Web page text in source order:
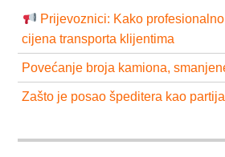
Prijevoznici: Kako
cijena transporta klijentima
Povećanje broja kamiona,
Zašto je posao špeditera kao